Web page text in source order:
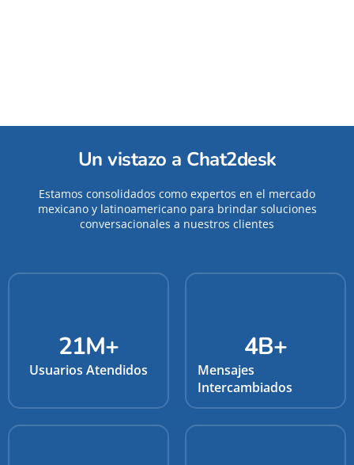
Un vistazo a Chat2desk
Estamos consolidados como expertos en el mercado
mexicano y latinoamericano para brindar soluciones
conversacionales a nuestros clientes
Usuarios Atendidos
21M+
Mensajes
Intercambiados
4B+